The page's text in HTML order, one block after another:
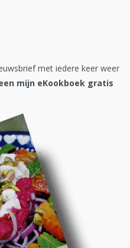
met iedere keer weer
mijn eKookboek gratis